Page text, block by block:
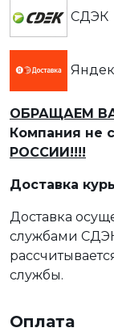
СДЭК
ОБРАЩАЕМ
Компания не
РОССИИ!!!!
Доставка
Доставка
службами
службы.
Оплата